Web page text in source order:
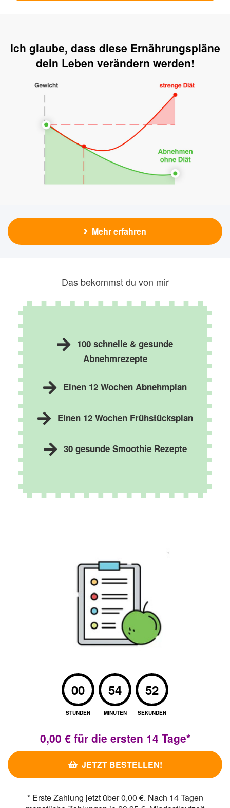
Ich glaube, dass diese Ernährungspläne
dein Leben verändern werden!
Mehr erfahren
Das bekommst du von mir
100 schnelle & gesunde
Abnehmrezepte
Einen 12 Wochen Abnehmplan
Einen 12 Wochen Frühstücksplan
30 gesunde Smoothie Rezepte
00
STUNDEN
54
MINUTEN
51
SEKUNDEN
0,00 € für die ersten 14 Tage*
JETZT BESTELLEN!
*Erste Zahlung jetzt über0,00 €. Nach 14 Tagen